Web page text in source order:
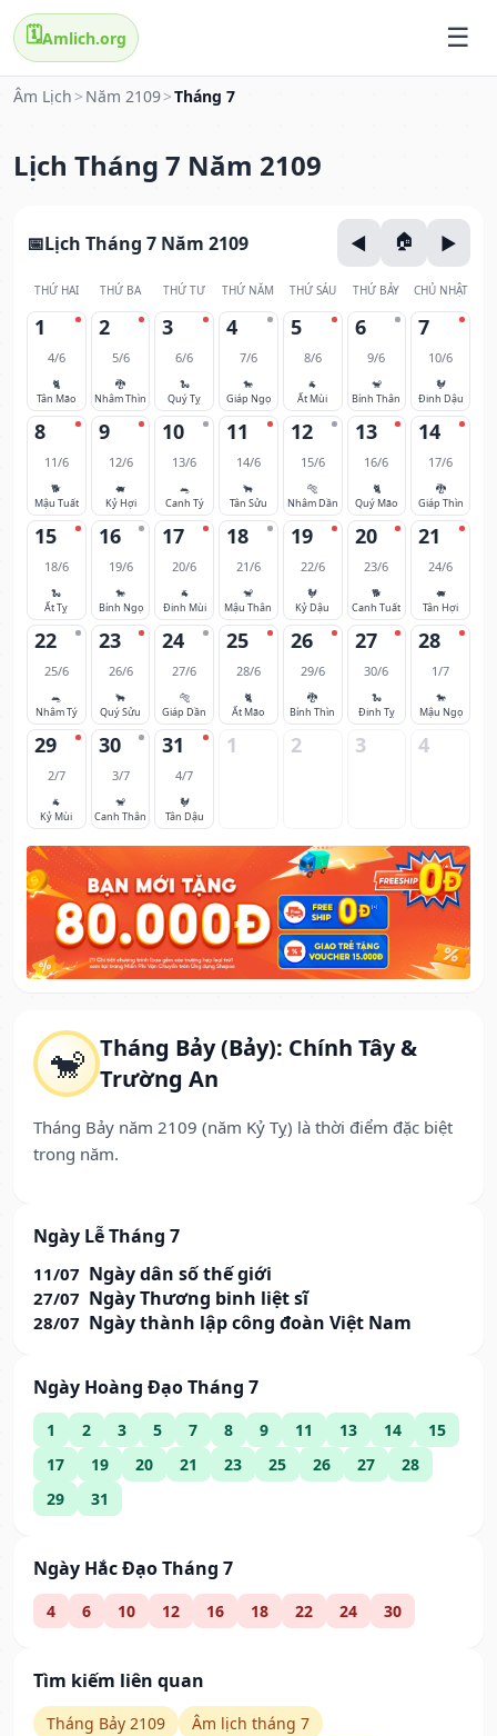
🗓️Amlich.org
Âm Lịch > Năm 2109>Tháng 7
Lịch Tháng 7 Năm 2109
🐒 Tháng Bảy (Bảy): Chính Tây &
Trường An
Tháng Bảy năm 2109 (năm Kỷ Tỵ) là thời điểm đặc biệt
trong năm.
Ngày Lễ Tháng 7
11/07 Ngày dân số thế giới
27/07 Ngày Thương binh liệt sĩ
28/07 Ngày thành lập công đoàn Việt Nam
Ngày Hoàng Đạo Tháng 7
1 2 3 5 7 8 9 11 13 14
15
17
19 20 21 23 25 26 27
28
29
31
Ngày Hắc Đạo Tháng 7
4 6 10 12 16 18 22 24 30
Tìm kiếm liên quan
Tháng Bảy 2109
Âm lịch tháng 7
Lịch Tháng 7 Năm 2109
THỨ HAI THỨ BA THỨ TƯ THỨ NĂM THỨ SÁU THỨ BẢY CHỦ NHẬT
1
4/6
🐈
Tân Mão
2
5/6
🐉
Nhâm Thìn
3
6/6
🐍
Quý Tỵ
4
7/6
🐎
Giáp Ngọ
5
8/6
🐐
Ất Mùi
6
9/6
🐒
Bính Thân
7
10/6
🐓
Đinh Dậu
8
11/6
🐕
Mậu Tuất
9
12/6
🐖
Kỷ Hợi
10
13/6
🐀
Canh Tý
11
14/6
🐂
Tân Sửu
12
15/6
🐅
Nhâm Dần
13
16/6
🐈
Quý Mão
14
17/6
🐉
Giáp Thìn
15
18/6
🐍
Ất Tỵ
16
19/6
🐎
Bính Ngọ
17
20/6
🐐
Đinh Mùi
18
21/6
🐒
Mậu Thân
19
22/6
🐓
Kỷ Dậu
20
23/6
🐕
Canh Tuất
21
24/6
🐖
Tân Hợi
22
25/6
🐀
Nhâm Tý
23
26/6
🐂
Quý Sửu
24
27/6
🐅
Giáp Dần
25
28/6
🐈
Ất Mão
26
29/6
🐉
Bính Thìn
27
30/6
🐍
Đinh Tỵ
28
1/7
🐎
Mậu Ngọ
29
2/7
🐐
Kỷ Mùi
30
3/7
🐒
Canh Thân
31
4/7
🐓
Tân Dậu
1 2 3 4